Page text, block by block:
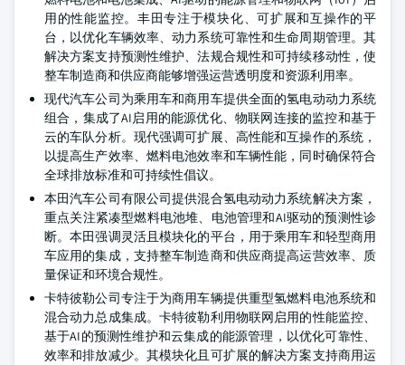
用的性能监控。丰田专注于模块化、可扩展和互操作的平
台，以优化车辆效率、动力系统可靠性和生命周期管理。其
解决方案支持预测性维护、法规合规性和可持续移动性，使
整车制造商和供应商能够增强运营透明度和资源利用率。
现代汽车公司为乘用车和商用车提供全面的氢电动动力系统
组合，集成了AI启用的能源优化、物联网连接的监控和基于
云的车队分析。现代强调可扩展、高性能和互操作的系统，
以提高生产效率、燃料电池效率和车辆性能，同时确保符合
全球排放标准和可持续性倡议。
本田汽车公司有限公司提供混合氢电动动力系统解决方案，
重点关注紧凑型燃料电池堆、电池管理和AI驱动的预测性诊
断。本田强调灵活且模块化的平台，用于乘用车和轻型商用
车应用的集成，支持整车制造商和供应商提高运营效率、质
量保证和环境合规性。
卡特彼勒公司专注于为商用车辆提供重型氢燃料电池系统和
混合动力总成集成。卡特彼勒利用物联网启用的性能监控、
基于AI的预测性维护和云集成的能源管理，以优化可靠性、
效率和排放减少。其模块化且可扩展的解决方案支持商用运